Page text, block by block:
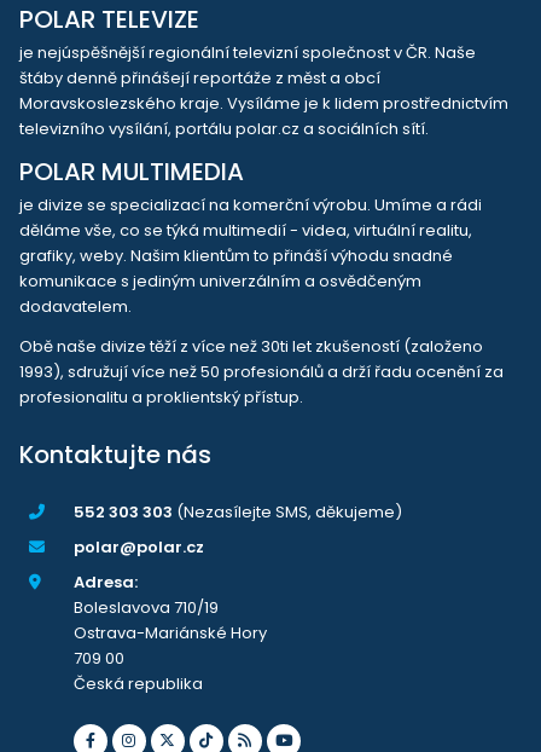
POLAR TELEVIZE
je nejúspěšnější regionální televizní společnost v ČR. Naše
štáby denně přinášejí reportáže z měst a obcí
Moravskoslezského kraje. Vysíláme je k lidem prostřednictvím
televizního vysílání, portálu polar.cz a sociálních sítí.
POLAR MULTIMEDIA
je divize se specializací na komerční výrobu. Umíme a rádi
děláme vše, co se týká multimedií - videa, virtuální realitu,
grafiky, weby. Našim klientům to přináší výhodu snadné
komunikace s jediným univerzálním a osvědčeným
dodavatelem.
Obě naše divize těží z více než 30ti let zkušeností (založeno
1993), sdružují více než 50 profesionálů a drží řadu ocenění za
profesionalitu a proklientský přístup.
Kontaktujte nás
552 303 303 (Nezasílejte SMS, děkujeme)
polar@polar.cz
Adresa:
Boleslavova 710/19
Ostrava-Mariánské Hory
709 00
Česká republika